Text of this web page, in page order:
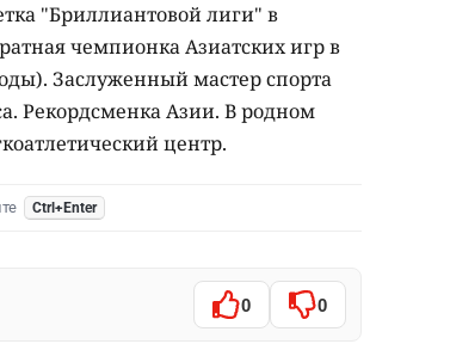
"Бриллиантовой лиги" в
чемпионка Азиатских игр в
Заслуженный мастер спорта
Рекордсменка Азии. В родном
центр.
Ctrl+Enter
0 0